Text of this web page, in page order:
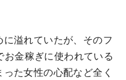
溢れていたが、そのフ
金稼ぎに使われている
た女性の心配など全く